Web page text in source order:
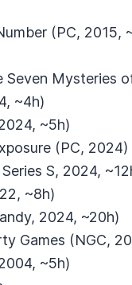
(PC, 2015,
Seven Mysteries
~4h)
~5h)
(PC, 2024)
S, 2024,
~8h)
2024, ~20h)
Games (NGC,
~5h)